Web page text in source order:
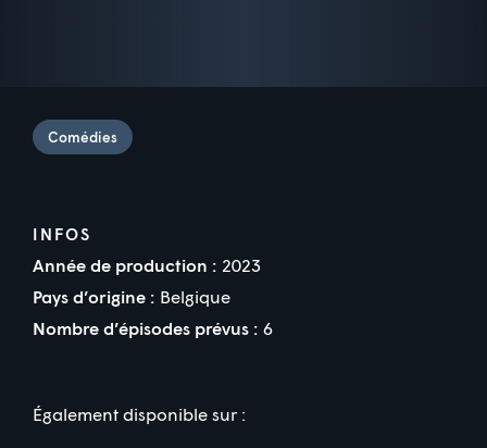
Comédies
INFOS
Année de production : 2023
Pays d’origine : Belgique
Nombre d’épisodes prévus : 6
Également disponible sur :